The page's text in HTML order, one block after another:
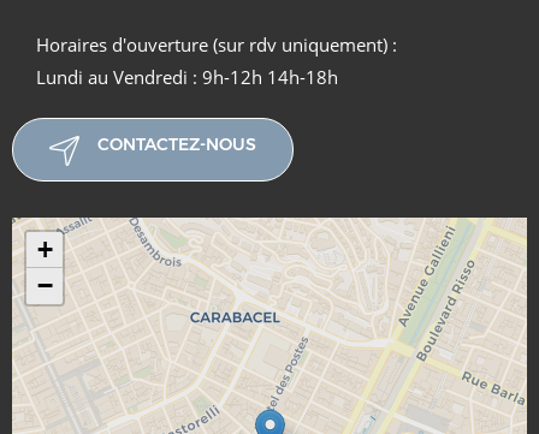
Horaires d'ouverture (sur rdv uniquement) :
Lundi au Vendredi : 9h-12h 14h-18h
CONTACTEZ-NOUS
+
−